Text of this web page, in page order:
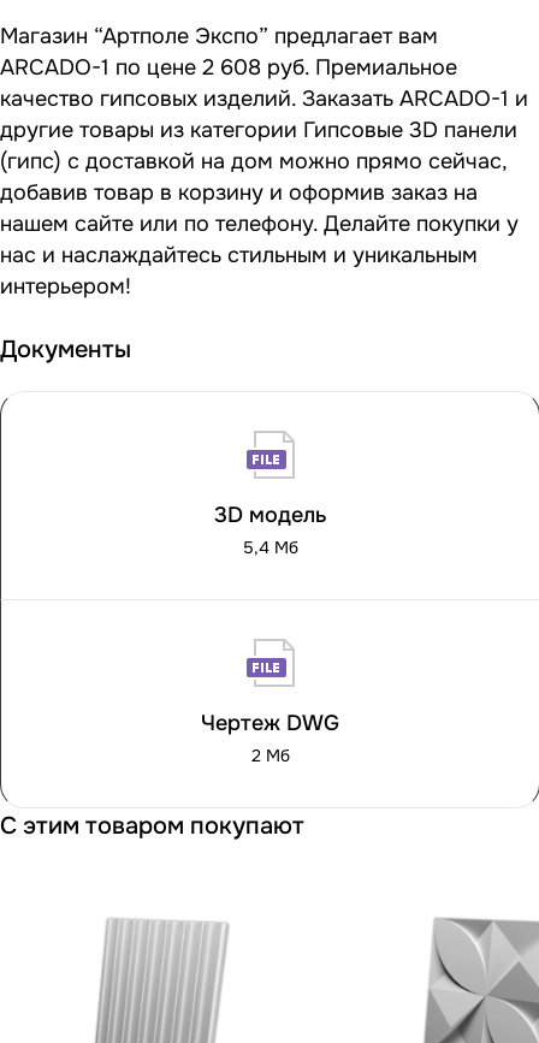
Магазин “Артполе Экспо” предлагает вам
ARCADO-1 по цене 2 608 руб. Премиальное
качество гипсовых изделий. Заказать ARCADO-1 и
другие товары из категории Гипсовые 3D панели
(гипс) с доставкой на дом можно прямо сейчас,
добавив товар в корзину и оформив заказ на
нашем сайте или по телефону. Делайте покупки у
нас и наслаждайтесь стильным и уникальным
интерьером!
Документы
3D модель
5,4 Мб
Чертеж DWG
2 Мб
С этим товаром покупают